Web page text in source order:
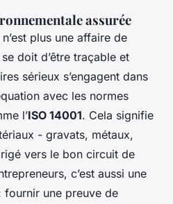
assurée
plus une affaire de
doit d’être traçable et
sérieux s’engagent dans
avec les normes
l’ISO 14001. Cela signifie
- gravats, métaux,
vers le bon circuit de
c’est aussi une
une preuve de